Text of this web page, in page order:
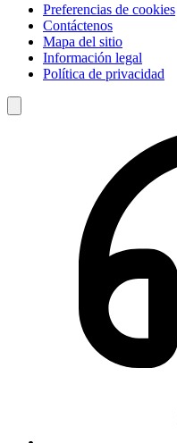
Preferencias de cookies
Contáctenos
Mapa del sitio
Información legal
Política de privacidad